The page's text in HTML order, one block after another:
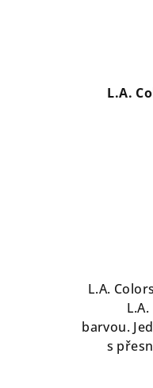
L.A.
L.A.
barvou.
s